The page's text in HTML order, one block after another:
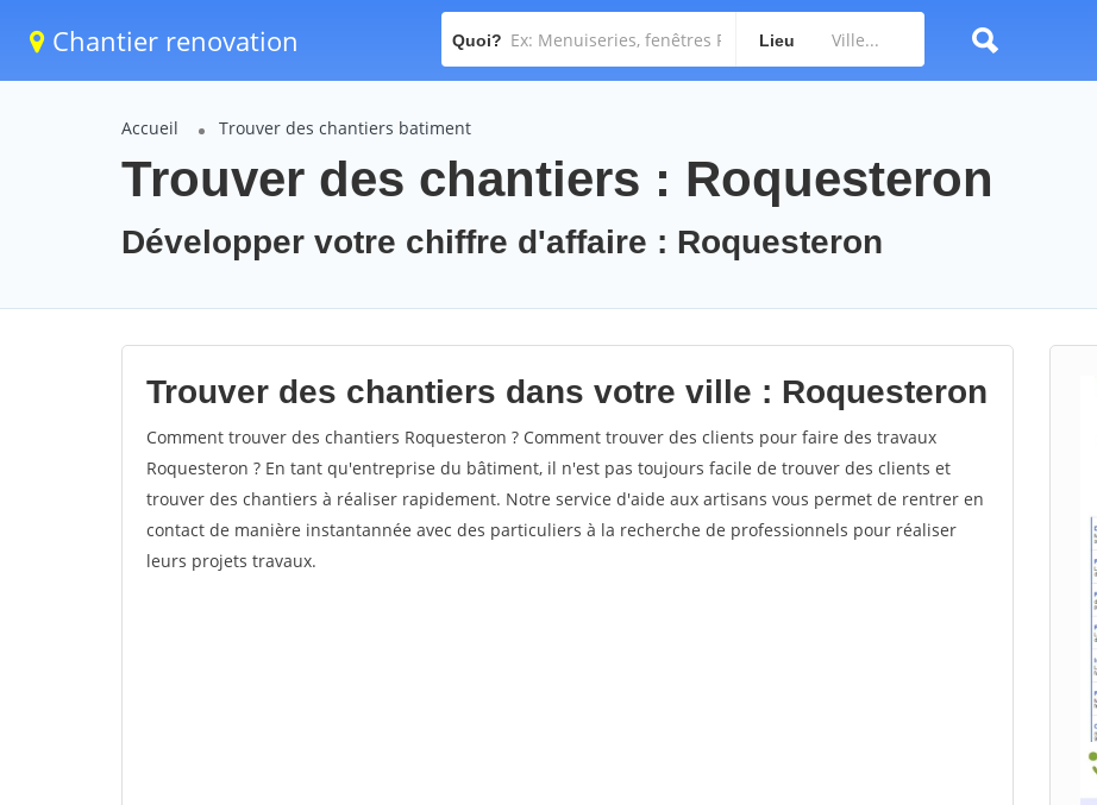
Chantier renovation Quoi? Lieu
Accueil Trouver des chantiers batiment
Trouver des chantiers : Roquesteron
Développer votre chiffre d'affaire : Roquesteron
Trouver des chantiers dans votre ville : Roquesteron
Comment trouver des chantiers Roquesteron ? Comment trouver des clients pour faire des travaux
Roquesteron ? En tant qu'entreprise du bâtiment, il n'est pas toujours facile de trouver des clients et
trouver des chantiers à réaliser rapidement. Notre service d'aide aux artisans vous permet de rentrer en
contact de manière instantannée avec des particuliers à la recherche de professionnels pour réaliser
leurs projets travaux.